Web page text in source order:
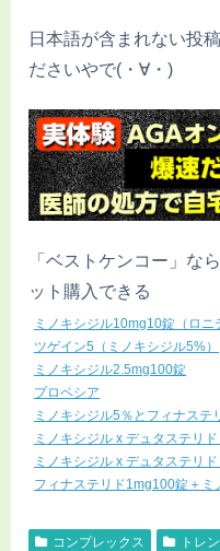
日本語が含まれない投
ださいやで(・∀・)
「ベストケンコー」な
ット購入できる
ミノキシジル10mg10錠（ロニ
ツゲイン5（ミノキシジル5%）
ミノキシジル2.5mg100錠
プロペシア
ミノキシジル5％とフィナステ
ミノキシジル x デュタステリド
ミノキシジル x デュタステリド
フィナステリド1mg100錠＋
コンプレックス トレ